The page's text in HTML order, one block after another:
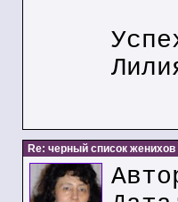
Re: черный список женихов